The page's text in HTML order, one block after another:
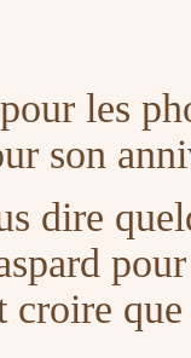
les
son
dire
que